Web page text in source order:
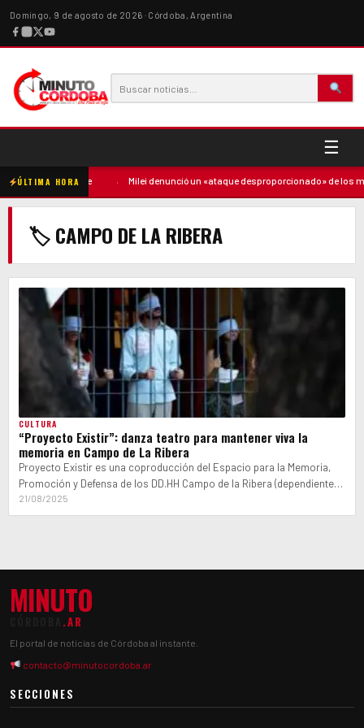
Domingo, 9 de agosto de 2026 · Córdoba, Argentina
☰
ÚLTIMA HORA
contra la madre Milei denunció un «ataque desproporcionado» de los
🏷 CAMPO DE LA RIBERA
CULTURA
“Proyecto Existir”: danza teatro para mantener viva la
memoria en Campo de La Ribera
Proyecto Existir es una coproducción del Espacio para la Memoria,
Promoción y Defensa de los DD.HH Campo de la Ribera (dependiente
del…
21/08/2025
MINUTO
.AR
El portal de noticias de Córdoba al instante.
contacto@minutocordoba.ar
SECCIONES